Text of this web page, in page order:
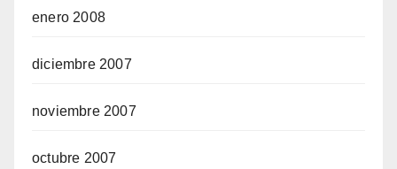
enero 2008
diciembre 2007
noviembre 2007
octubre 2007